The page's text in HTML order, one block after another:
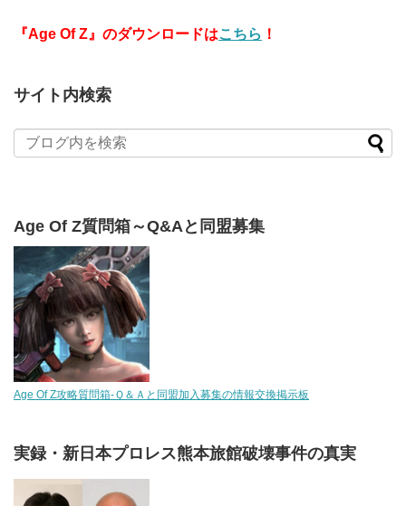
『Age Of Z』のダウンロードはこちら ！
サイト内検索
Age Of Z質問箱～Q&Aと同盟募集
Age Of Z攻略質問箱-Ｑ＆Ａと同盟加入募集の情報交換掲示板
実録・新日本プロレス熊本旅館破壊事件の真実